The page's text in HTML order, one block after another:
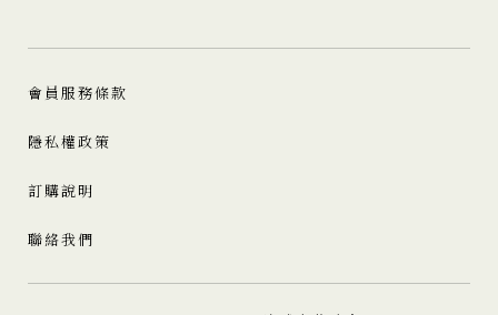
會員服務條款
隱私權政策
訂購說明
聯絡我們